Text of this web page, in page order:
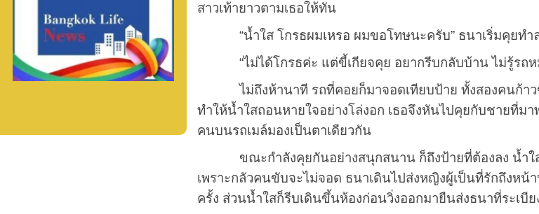
สาวเท้ายาวตามเธอให้ทัน
“น้ำใส โกรธผมเหรอ ผมขอโทษนะครับ” ธนาเริ่มคุยทำล
“ไม่ได้โกรธค่ะ แต่ขี้เกียจคุย อยากรีบกลับบ้าน ไม่รู้รถหม
ไม่ถึงห้านาที รถที่คอยก็มาจอดเทียบป้าย ทั้งสองคนก้าวขึ้น
ทำให้น้ำใสถอนหายใจอย่างโล่งอก เธอจึงหันไปคุยกับชายที่ม
คนบนรถเมล์มองเป็นตาเดียวกัน
ขณะกำลังคุยกันอย่างสนุกสนาน ก็ถึงป้ายที่ต้องลง น้ำใส
เพราะกลัวคนขับจะไม่จอด ธนาเดินไปส่งหญิงผู้เป็นที่รักถึงหน้
ครั้ง ส่วนน้ำใสก็รีบเดินขึ้นห้องก่อนวิ่งออกมายืนส่งธนาที่ระเบี